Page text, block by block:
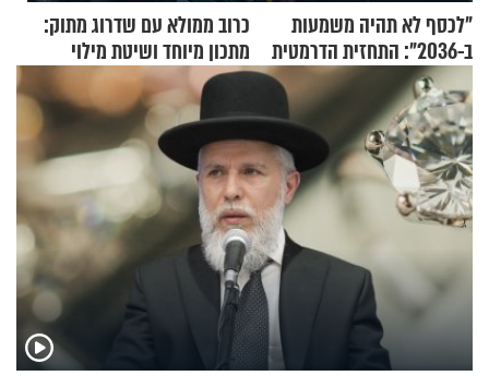
"לכסף לא תהיה משמעות
ב-2036": התחזית הדרמטית
של אילון מאסק על עתיד
הכלכלה
כרוב ממולא עם שדרוג מתוק:
מתכון מיוחד ושיטת מילוי
שאתם חייבים לנסות